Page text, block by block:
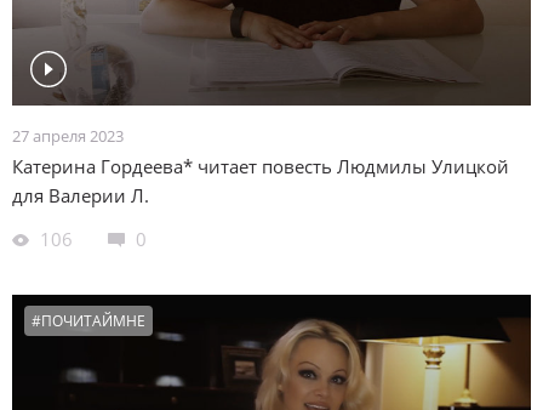
27 апреля 2023
Катерина Гордеева* читает повесть Людмилы Улицкой
для Валерии Л.
106
0
#ПОЧИТАЙМНЕ